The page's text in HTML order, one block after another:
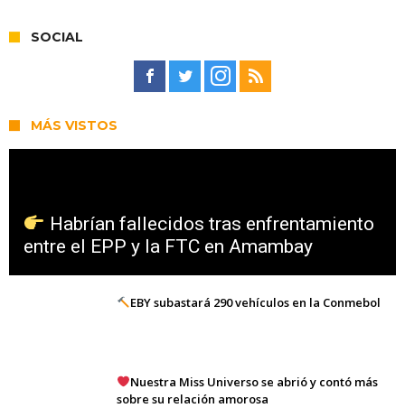
SOCIAL
MÁS VISTOS
Habrían fallecidos tras enfrentamiento
entre el EPP y la FTC en Amambay
EBY subastará 290 vehículos en la Conmebol
Nuestra Miss Universo se abrió y contó más
sobre su relación amorosa